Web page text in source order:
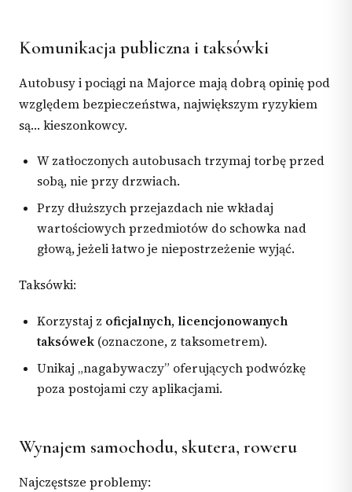
Komunikacja publiczna i taksówki
Autobusy i pociągi na Majorce mają dobrą opinię pod
względem bezpieczeństwa, największym ryzykiem
są… kieszonkowcy.
W zatłoczonych autobusach trzymaj torbę przed
sobą, nie przy drzwiach.
Przy dłuższych przejazdach nie wkładaj
wartościowych przedmiotów do schowka nad
głową, jeżeli łatwo je niepostrzeżenie wyjąć.
Taksówki:
Korzystaj z oficjalnych, licencjonowanych
taksówek (oznaczone, z taksometrem).
Unikaj „nagabywaczy” oferujących podwózkę
poza postojami czy aplikacjami.
Wynajem samochodu, skutera, roweru
Najczęstsze problemy: